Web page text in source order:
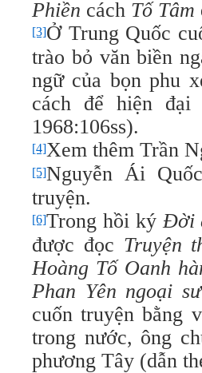
Phiền cách Tố Tâm
[3]Ở Trung Quốc
trào bỏ văn biền
ngữ của bọn phu
cách để hiện
1968:106ss).
[4]Xem thêm Trần
[5]Nguyễn Ái
truyện.
[6]Trong hồi kýÐời
được đọc Truyện
Hoàng Tố Oanh
Phan Yên ngoại sư
cuốn truyện bằng
trong nước, ông
phương Tây (dẫn